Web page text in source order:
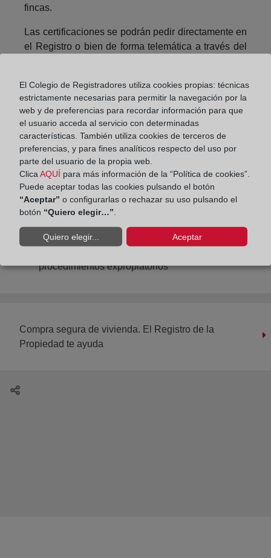
fincas.
Las certificaciones se podrán pedir directamente en
el Registro o bien de forma telemática a través del
necesario ser usuario abonado del servicio o,
cuando se trate de un usuario esporádico,
identificarse mediante
Compartir:
procedimientos expropiatorios
Compra segura de vivienda. El Registro de la
Propiedad te ayuda
El Colegio de Registradores utiliza cookies propias: técnicas
estrictamente necesarias para permitir la navegación por la
web y de preferencias para recordar información para que
el usuario acceda al servicio con determinadas
características. También utiliza cookies de terceros de
preferencias, y para fines analíticos respecto del uso por
parte del usuario de la propia web.
Clica AQUÍ para más información de la “Política de cookies”.
Puede aceptar todas las cookies pulsando el botón
“Aceptar” o configurarlas o rechazar su uso pulsando el
botón “Quiero elegir…”
Quiero elegir... Aceptar